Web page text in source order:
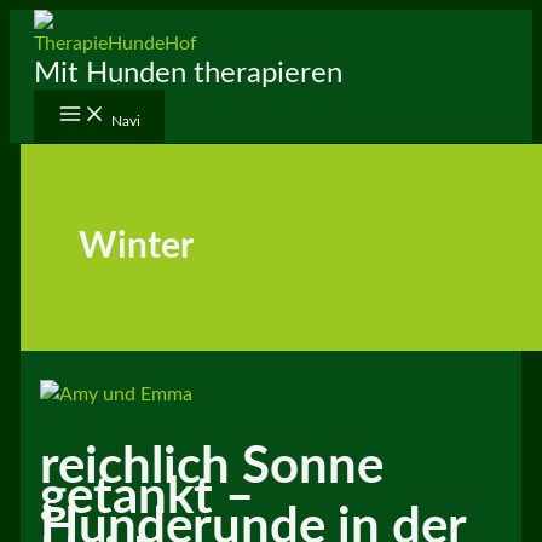
Zum
Inhalt
springen
Mit Hunden therapieren
Navi
Winter
reichlich Sonne
getankt –
Hunderunde in der